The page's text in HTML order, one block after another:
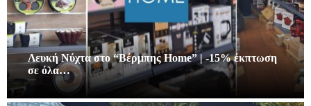
Λευκή Νύχτα στο “Βέρμπης Home” | -15% έκπτωση
σε όλα…